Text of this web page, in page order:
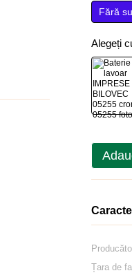
Fără
Alegeți
Țara de